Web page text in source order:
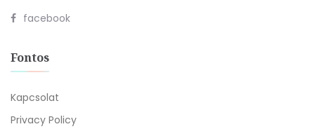
facebook
Fontos
Kapcsolat
Privacy Policy